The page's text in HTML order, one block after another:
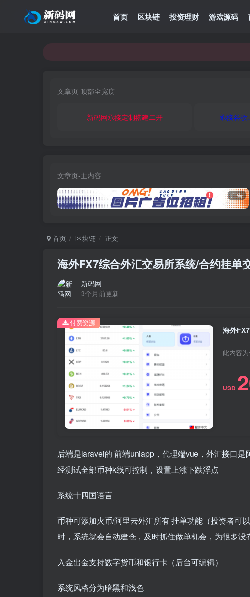
首页 区块链 投资理财 游戏源码
文章页-顶部全宽度
新码网承接定制搭建二开 承接谷歌
文章页-主内容
广告
首页 区块链 正文
海外FX7综合外汇交易所系统/合约挂单
新码网
3个月前更新
海外
此内容
USD
付费资源
后端是laravel的 前端uniapp，代理端vue，外汇接口
经测试全部币种k线可控制，设置上涨下跌浮点
系统十四国语言
币种可添加火币/阿里云外汇所有 挂单功能（投资者可
时，系统就会自动建仓，及时抓住做单机会，为很多没
入金出金支持数字货币和银行卡（后台可编辑）
系统风格分为暗黑和浅色